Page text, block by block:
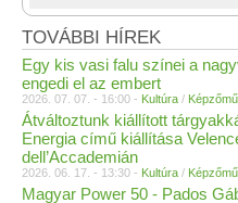
TOVÁBBI HÍREK
Egy kis vasi falu színei a
engedi el az embert
2026. 07. 07. - 16:00 - Kultúra /
Átváltoztunk kiállított
Energia című kiállítása
dell’Accademián
2026. 06. 17. - 13:30 - Kultúra /
Magyar Power 50 - Pados